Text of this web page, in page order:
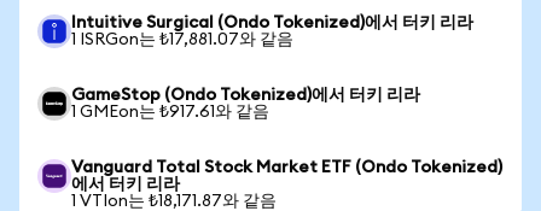
Intuitive Surgical (Ondo Tokenized)에서 터키 리라
1 ISRGon는 ₺17,881.07와 같음
GameStop (Ondo Tokenized)에서 터키 리라
1 GMEon는 ₺917.61와 같음
Vanguard Total Stock Market ETF (Ondo Tokenized)
에서 터키 리라
1 VTIon는 ₺18,171.87와 같음